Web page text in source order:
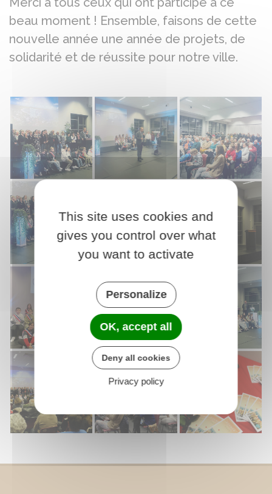
beau moment ! Ensemble, faisons de cette
nouvelle année une année de projets, de
solidarité et de réussite pour notre ville.
This site uses cookies and
gives you control over what
you want to activate
Personalize
OK, accept all
Deny all cookies
Privacy policy